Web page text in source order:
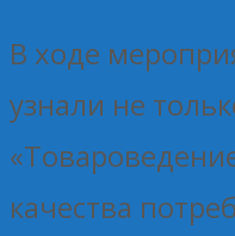
В ходе
узнали не
качества